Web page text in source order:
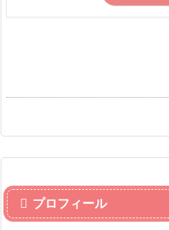
プロフィール